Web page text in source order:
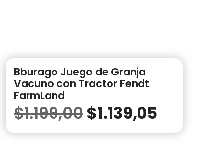
Bburago Juego de Granja
Vacuno con Tractor Fendt
FarmLand
$1.199,00 El
precio
$1.139,05
precio